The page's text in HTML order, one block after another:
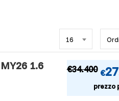
16
1.6
€34.400 €
prezzo